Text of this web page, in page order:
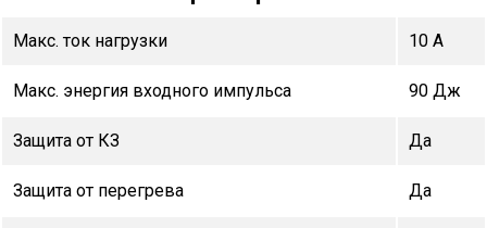
Макс. ток нагрузки 10 А
Макс. энергия входного импульса 90 Дж
Защита от КЗ Да
Защита от перегрева Да